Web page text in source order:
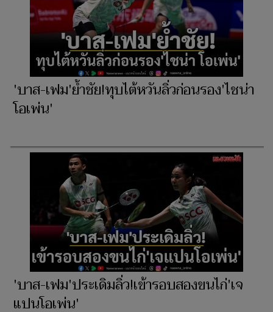
'บาส-เฟม'ย้ำชัย!ทุบไต้หวันลิ่วก่อนรอง'ไชน่า
โอเพ่น'
'บาส-เฟม'ประเดิมลิ่ว!เข้ารอบสองขนไก่'เจ
แปนโอเพ่น'